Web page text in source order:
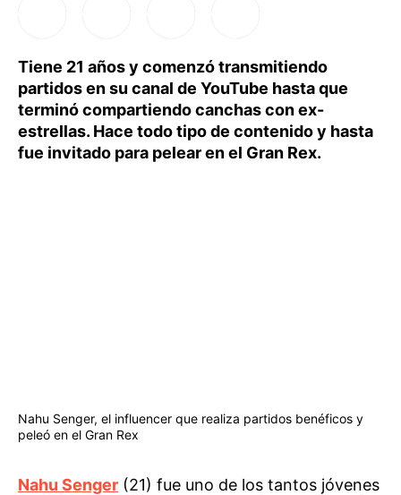
Tiene 21 años y comenzó transmitiendo
partidos en su canal de YouTube hasta que
terminó compartiendo canchas con ex-
estrellas. Hace todo tipo de contenido y hasta
fue invitado para pelear en el Gran Rex.
Nahu Senger, el influencer que realiza partidos benéficos y
peleó en el Gran Rex
Nahu Senger (21) fue uno de los tantos jóvenes